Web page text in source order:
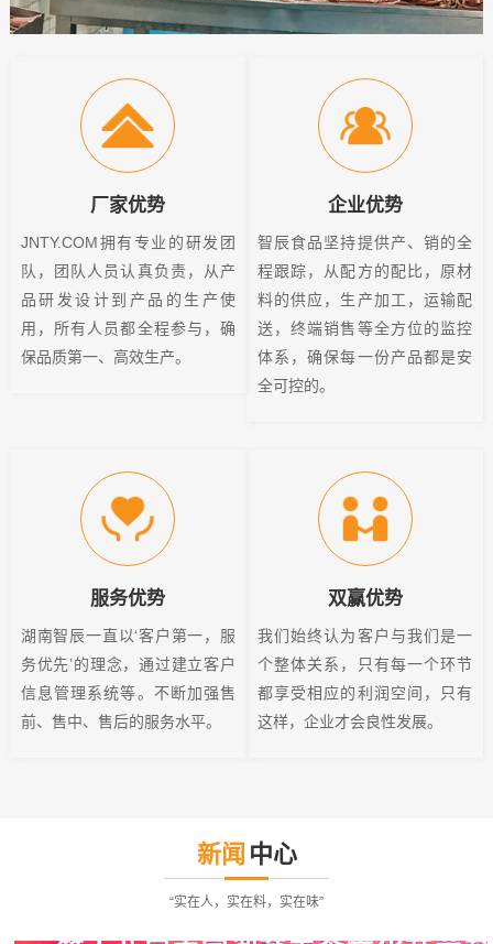
厂家优势
JNTY.COM拥有专业的研发团
队，团队人员认真负责，从产
品研发设计到产品的生产使
用，所有人员都全程参与，确
保品质第一、高效生产。
企业优势
智辰食品坚持提供产、销的全
程跟踪，从配方的配比，原材
料的供应，生产加工，运输配
送，终端销售等全方位的监控
体系，确保每一份产品都是安
全可控的。
服务优势
湖南智辰一直以‘客户第一，服
务优先’的理念，通过建立客户
信息管理系统等。不断加强售
前、售中、售后的服务水平。
双赢优势
我们始终认为客户与我们是一
个整体关系，只有每一个环节
都享受相应的利润空间，只有
这样，企业才会良性发展。
新闻 中心
“实在人，实在料，实在味”